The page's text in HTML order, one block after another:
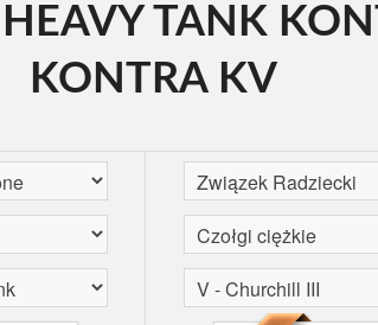
TANK
KONTRA KV